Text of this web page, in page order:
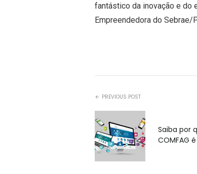
fantástico da inovação e do
Empreendedora do Sebrae/
PREVIOUS POST
Saiba por
COMFAG